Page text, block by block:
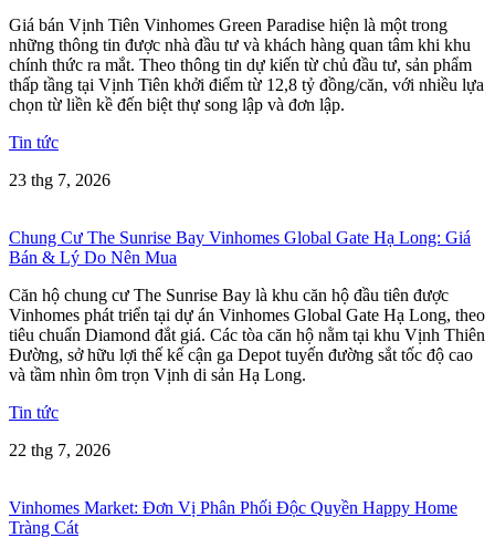
Giá bán Vịnh Tiên Vinhomes Green Paradise hiện là một trong
những thông tin được nhà đầu tư và khách hàng quan tâm khi khu
chính thức ra mắt. Theo thông tin dự kiến từ chủ đầu tư, sản phẩm
thấp tầng tại Vịnh Tiên khởi điểm từ 12,8 tỷ đồng/căn, với nhiều lựa
chọn từ liền kề đến biệt thự song lập và đơn lập.
Tin tức
23 thg 7, 2026
Chung Cư The Sunrise Bay Vinhomes Global Gate Hạ Long: Giá
Bán & Lý Do Nên Mua
Căn hộ chung cư The Sunrise Bay là khu căn hộ đầu tiên được
Vinhomes phát triển tại dự án Vinhomes Global Gate Hạ Long, theo
tiêu chuẩn Diamond đắt giá. Các tòa căn hộ nằm tại khu Vịnh Thiên
Đường, sở hữu lợi thế kế cận ga Depot tuyến đường sắt tốc độ cao
và tầm nhìn ôm trọn Vịnh di sản Hạ Long.
Tin tức
22 thg 7, 2026
Vinhomes Market: Đơn Vị Phân Phối Độc Quyền Happy Home
Tràng Cát